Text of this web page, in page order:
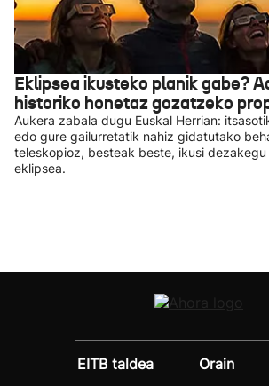
Eklipsea ikusteko planik gabe?
historiko honetaz gozatzeko
Aukera zabala dugu Euskal Herrian:
edo gure gailurretatik nahiz gidatutako
teleskopioz, besteak beste, ikusi
eklipsea.
EITB taldea
Orain